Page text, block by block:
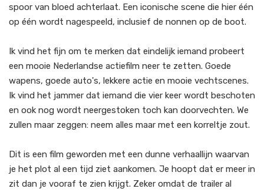
spoor van bloed achterlaat. Een iconische scene die hier één
op één wordt nagespeeld, inclusief de nonnen op de boot.
Ik vind het fijn om te merken dat eindelijk iemand probeert
een mooie Nederlandse actiefilm neer te zetten. Goede
wapens, goede auto's, lekkere actie en mooie vechtscenes.
Ik vind het jammer dat iemand die vier keer wordt beschoten
en ook nog wordt neergestoken toch kan doorvechten. We
zullen maar zeggen: neem alles maar met een korreltje zout.
Dit is een film geworden met een dunne verhaallijn waarvan
je het plot al een tijd ziet aankomen. Je hoopt dat er meer in
zit dan je vooraf te zien krijgt. Zeker omdat de trailer al